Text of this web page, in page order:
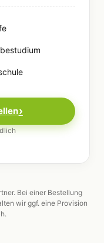
Bei einer Bestellung
wir ggf. eine Provision